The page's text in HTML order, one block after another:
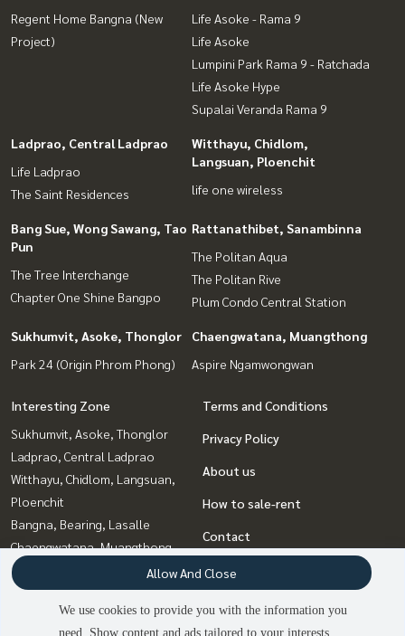
Regent Home Bangna (New
Project)
Life Asoke - Rama 9
Life Asoke
Lumpini Park Rama 9 - Ratchada
Life Asoke Hype
Supalai Veranda Rama 9
Ladprao, Central Ladprao
Life Ladprao
The Saint Residences
Witthayu, Chidlom,
Langsuan, Ploenchit
life one wireless
Bang Sue, Wong Sawang, Tao
Pun
The Tree Interchange
Chapter One Shine Bangpo
Rattanathibet, Sanambinna
The Politan Aqua
The Politan Rive
Plum Condo Central Station
Sukhumvit, Asoke, Thonglor
Park 24 (Origin Phrom Phong)
Chaengwatana, Muangthong
Aspire Ngamwongwan
Interesting Zone
Sukhumvit, Asoke, Thonglor
Ladprao, Central Ladprao
Witthayu, Chidlom, Langsuan,
Ploenchit
Bangna, Bearing, Lasalle
Chaengwatana, Muangthong
Bang Sue, Wong Sawang, Tao
Pun
Rattanathibet, Sanambinna
Terms and Conditions
Privacy Policy
About us
How to sale-rent
Contact
We use cookies to provide you with the information you
need. Show content and ads tailored to your interests.
Allow And Close